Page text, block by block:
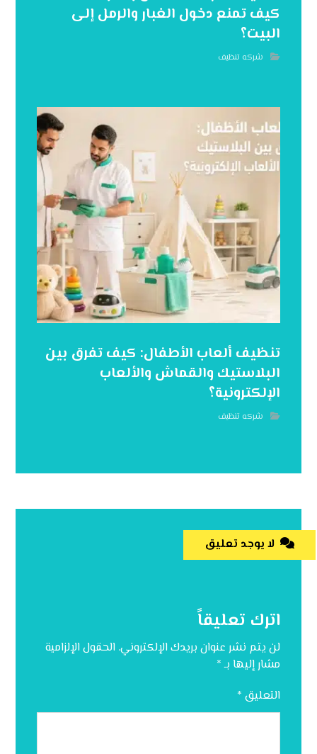
كيف تمنع دخول الغبار والرمل إلى
البيت؟
شركه تنظيف
تنظيف ألعاب الأطفال: كيف تفرق بين
البلاستيك والقماش والألعاب
الإلكترونية؟
شركه تنظيف
لا يوجد تعليق
اترك تعليقاً
لن يتم نشر عنوان بريدك الإلكتروني. الحقول الإلزامية
مشار إليها بـ*
التعليق *